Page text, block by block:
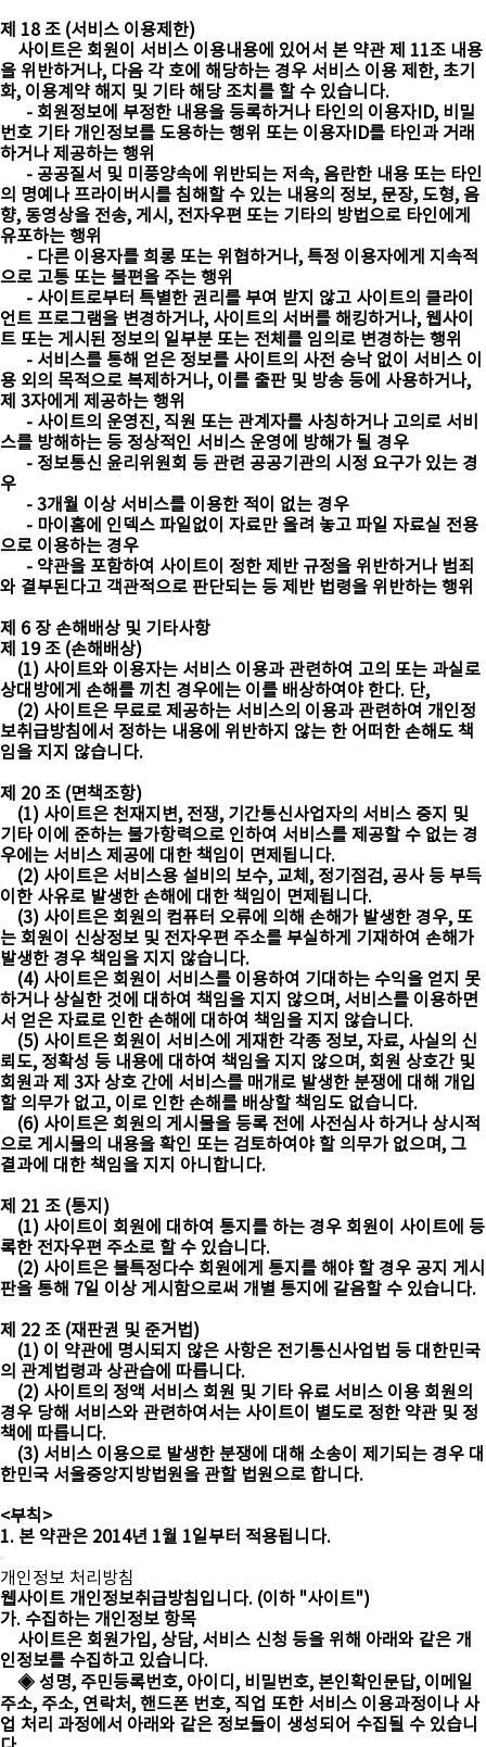
제 18 조 (서비스 이용제한)
사이트은 회원이 서비스 이용내용에 있어서 본 약관 제 11조 내용
을 위반하거나, 다음 각 호에 해당하는 경우 서비스 이용 제한, 초기
화, 이용계약 해지 및 기타 해당 조치를 할 수 있습니다.
- 회원정보에 부정한 내용을 등록하거나 타인의 이용자ID, 비밀
번호 기타 개인정보를 도용하는 행위 또는 이용자ID를 타인과 거래
하거나 제공하는 행위
- 공공질서 및 미풍양속에 위반되는 저속, 음란한 내용 또는 타인
의 명예나 프라이버시를 침해할 수 있는 내용의 정보, 문장, 도형, 음
향, 동영상을 전송, 게시, 전자우편 또는 기타의 방법으로 타인에게
유포하는 행위
- 다른 이용자를 희롱 또는 위협하거나, 특정 이용자에게 지속적
으로 고통 또는 불편을 주는 행위
- 사이트로부터 특별한 권리를 부여 받지 않고 사이트의 클라이
언트 프로그램을 변경하거나, 사이트의 서버를 해킹하거나, 웹사이
트 또는 게시된 정보의 일부분 또는 전체를 임의로 변경하는 행위
- 서비스를 통해 얻은 정보를 사이트의 사전 승낙 없이 서비스 이
용 외의 목적으로 복제하거나, 이를 출판 및 방송 등에 사용하거나,
제 3자에게 제공하는 행위
- 사이트의 운영진, 직원 또는 관계자를 사칭하거나 고의로 서비
스를 방해하는 등 정상적인 서비스 운영에 방해가 될 경우
- 정보통신 윤리위원회 등 관련 공공기관의 시정 요구가 있는 경
우
- 3개월 이상 서비스를 이용한 적이 없는 경우
- 마이홈에 인덱스 파일없이 자료만 올려 놓고 파일 자료실 전용
으로 이용하는 경우
- 약관을 포함하여 사이트이 정한 제반 규정을 위반하거나 범죄
와 결부된다고 객관적으로 판단되는 등 제반 법령을 위반하는 행위
제 6 장 손해배상 및 기타사항
제 19 조 (손해배상)
(1) 사이트와 이용자는 서비스 이용과 관련하여 고의 또는 과실로
상대방에게 손해를 끼친 경우에는 이를 배상하여야 한다. 단,
(2) 사이트은 무료로 제공하는 서비스의 이용과 관련하여 개인정
보취급방침에서 정하는 내용에 위반하지 않는 한 어떠한 손해도 책
임을 지지 않습니다.
제 20 조 (면책조항)
(1) 사이트은 천재지변, 전쟁, 기간통신사업자의 서비스 중지 및
기타 이에 준하는 불가항력으로 인하여 서비스를 제공할 수 없는 경
우에는 서비스 제공에 대한 책임이 면제됩니다.
(2) 사이트은 서비스용 설비의 보수, 교체, 정기점검, 공사 등 부득
이한 사유로 발생한 손해에 대한 책임이 면제됩니다.
(3) 사이트은 회원의 컴퓨터 오류에 의해 손해가 발생한 경우, 또
는 회원이 신상정보 및 전자우편 주소를 부실하게 기재하여 손해가
발생한 경우 책임을 지지 않습니다.
(4) 사이트은 회원이 서비스를 이용하여 기대하는 수익을 얻지 못
하거나 상실한 것에 대하여 책임을 지지 않으며, 서비스를 이용하면
서 얻은 자료로 인한 손해에 대하여 책임을 지지 않습니다.
(5) 사이트은 회원이 서비스에 게재한 각종 정보, 자료, 사실의 신
뢰도, 정확성 등 내용에 대하여 책임을 지지 않으며, 회원 상호간 및
회원과 제 3자 상호 간에 서비스를 매개로 발생한 분쟁에 대해 개입
할 의무가 없고, 이로 인한 손해를 배상할 책임도 없습니다.
(6) 사이트은 회원의 게시물을 등록 전에 사전심사 하거나 상시적
으로 게시물의 내용을 확인 또는 검토하여야 할 의무가 없으며, 그
결과에 대한 책임을 지지 아니합니다.
제 21 조 (통지)
(1) 사이트이 회원에 대하여 통지를 하는 경우 회원이 사이트에 등
록한 전자우편 주소로 할 수 있습니다.
(2) 사이트은 불특정다수 회원에게 통지를 해야 할 경우 공지 게시
판을 통해 7일 이상 게시함으로써 개별 통지에 갈음할 수 있습니다.
제 22 조 (재판권 및 준거법)
(1) 이 약관에 명시되지 않은 사항은 전기통신사업법 등 대한민국
의 관계법령과 상관습에 따릅니다.
(2) 사이트의 정액 서비스 회원 및 기타 유료 서비스 이용 회원의
경우 당해 서비스와 관련하여서는 사이트이 별도로 정한 약관 및 정
책에 따릅니다.
(3) 서비스 이용으로 발생한 분쟁에 대해 소송이 제기되는 경우 대
한민국 서울중앙지방법원을 관할 법원으로 합니다.
<부칙>
1. 본 약관은 2014년 1월 1일부터 적용됩니다.
개인정보 처리방침
웹사이트 개인정보취급방침입니다. (이하 "사이트")
가. 수집하는 개인정보 항목
사이트은 회원가입, 상담, 서비스 신청 등을 위해 아래와 같은 개
인정보를 수집하고 있습니다.
◈ 성명, 주민등록번호, 아이디, 비밀번호, 본인확인문답, 이메일
주소, 주소, 연락처, 핸드폰 번호, 직업 또한 서비스 이용과정이나 사
업 처리 과정에서 아래와 같은 정보들이 생성되어 수집될 수 있습니